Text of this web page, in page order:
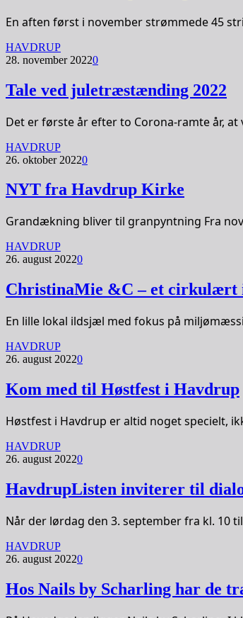
En aften først i november strømmede 45
HAVDRUP
28. november 20220
Tale ved juletræstænding 2022
Det er første år efter to Corona-ramte år,
HAVDRUP
26. oktober 20220
NYT fra Havdrup Kirke
Grandækning bliver til granpyntning Fra
HAVDRUP
26. august 20220
ChristinaMie &C – et
En lille lokal ildsjæl med fokus på
HAVDRUP
26. august 20220
Kom med til Høstfest i Havdrup
Høstfest i Havdrup er altid noget specielt,
HAVDRUP
26. august 20220
HavdrupListen inviterer til
Når der lørdag den 3. september fra kl. 10
HAVDRUP
26. august 20220
Hos Nails by Scharling har de